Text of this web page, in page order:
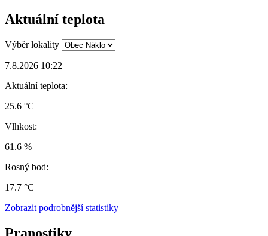
Aktuální teplota
Výběr lokality
7.8.2026 10:22
Aktuální teplota:
25.6 °C
Vlhkost:
61.6 %
Rosný bod:
17.7 °C
Zobrazit podrobnější statistiky